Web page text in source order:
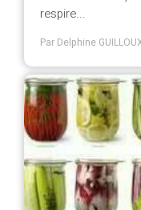
respire...
Par Delphine